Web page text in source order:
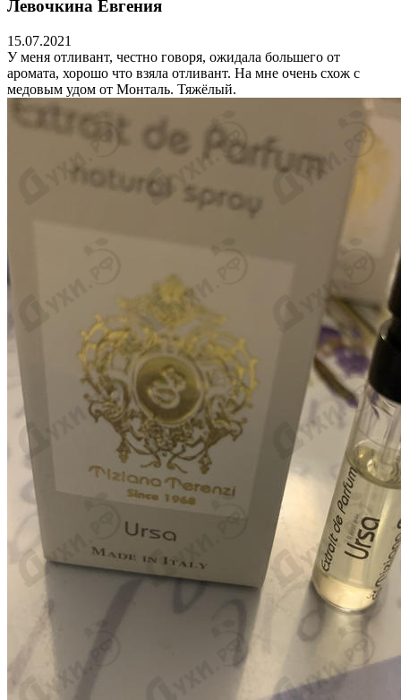
Левочкина Евгения
15.07.2021
У меня отливант, честно говоря, ожидала большего от
аромата, хорошо что взяла отливант. На мне очень схож с
медовым удом от Монталь. Тяжёлый.